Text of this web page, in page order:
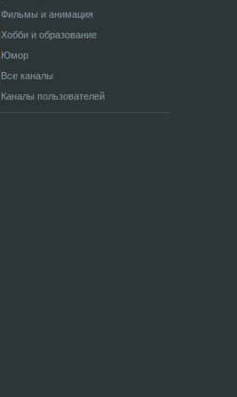
Фильмы и анимация
Хобби и образование
Юмор
Все каналы
Каналы пользователей